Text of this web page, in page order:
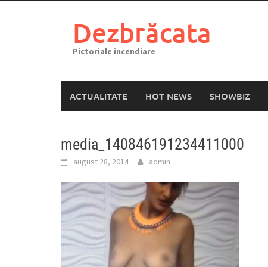
Dezbrăcata
Pictoriale incendiare
ACTUALITATE HOT NEWS SHOWBIZ
media_140846191234411000
august 28, 2014 admin